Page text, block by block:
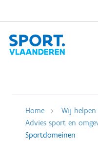
Home
Wij
Advies sport en
Sportdomeinen